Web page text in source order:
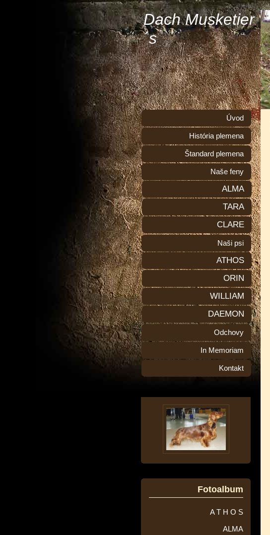
Dach Musketier
´s
Úvod
História plemena
Štandard plemena
Naše feny
ALMA
TARA
CLARE
Naši psi
ATHOS
ORIN
WILLIAM
DAEMON
Odchovy
In Memoriam
Kontakt
Fotoalbum
A T H O S
ALMA